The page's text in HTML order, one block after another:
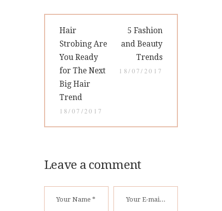
entradas
Previous
Hair
Strobing Are
You Ready
for The Next
Big Hair
Trend
18/07/2017
5 Fashion
and Beauty
Trends
18/07/2017
Leave a comment